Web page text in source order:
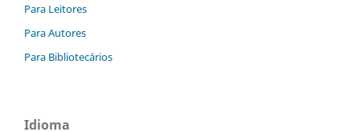
Para Leitores
Para Autores
Para Bibliotecários
Idioma